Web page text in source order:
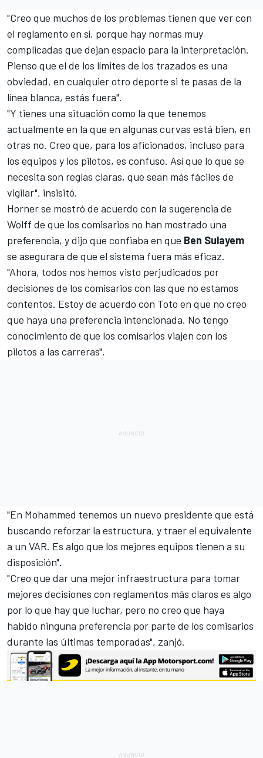
"Creo que muchos de los problemas tienen que ver con
el reglamento en sí, porque hay normas muy
complicadas que dejan espacio para la interpretación.
Pienso que el de los límites de los trazados es una
obviedad, en cualquier otro deporte si te pasas de la
línea blanca, estás fuera".
"Y tienes una situación como la que tenemos
actualmente en la que en algunas curvas está bien, en
otras no. Creo que, para los aficionados, incluso para
los equipos y los pilotos, es confuso. Así que lo que se
necesita son reglas claras, que sean más fáciles de
vigilar", insisitó.
Horner se mostró de acuerdo con la sugerencia de
Wolff de que los comisarios no han mostrado una
preferencia, y dijo que confiaba en que Ben Sulayem
se asegurara de que el sistema fuera más eficaz.
"Ahora, todos nos hemos visto perjudicados por
decisiones de los comisarios con las que no estamos
contentos. Estoy de acuerdo con Toto en que no creo
que haya una preferencia intencionada. No tengo
conocimiento de que los comisarios viajen con los
pilotos a las carreras".
"En Mohammed tenemos un nuevo presidente que está
buscando reforzar la estructura, y traer el equivalente
a un VAR. Es algo que los mejores equipos tienen a su
disposición".
"Creo que dar una mejor infraestructura para tomar
mejores decisiones con reglamentos más claros es algo
por lo que hay que luchar, pero no creo que haya
habido ninguna preferencia por parte de los comisarios
durante las últimas temporadas", zanjó.